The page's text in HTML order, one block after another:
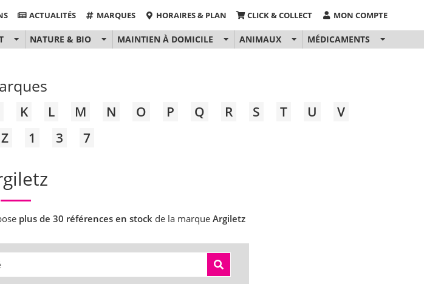
ACTUALITÉS MARQUES HORAIRES & PLAN CLICK & COLLECT MON COMPTE
NATURE & BIO MAINTIEN À DOMICILE ANIMAUX MÉDICAMENTS
K L M N O P Q R S T U
V
Z 1 3 7
plus de 30 références en stock de la marque Argiletz